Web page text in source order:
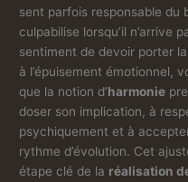
sent parfois responsable du
culpabilise lorsqu’il n’arrive
sentiment de devoir porter
à l’épuisement émotionnel,
que la notion d’harmonie
doser son implication, à
psychiquement et à
rythme d’évolution. Cet
étape clé de la réalisation